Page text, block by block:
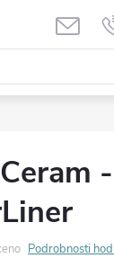
Podrobnosti